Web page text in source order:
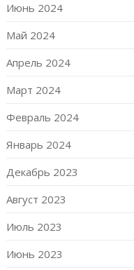
Июнь 2024
Май 2024
Апрель 2024
Март 2024
Февраль 2024
Январь 2024
Декабрь 2023
Август 2023
Июль 2023
Июнь 2023